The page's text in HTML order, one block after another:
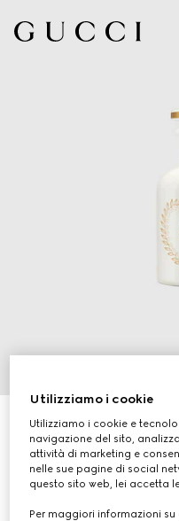
The Alchemist’s Garden,
CHF 304
Utilizziamo i cookie
Utilizziamo i cookie e
navigazione del sito,
attività di marketing e
nelle sue pagine di social
questo sito web, lei accetta
Per maggiori informazioni